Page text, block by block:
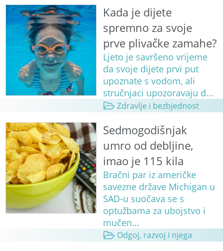
Kada je dijete
spremno za svoje
prve plivačke zamahe?
Ljeto je savršeno vrijeme
da svoje dijete prvi put
upoznate s vodom, ali
stručnjaci upozoravaju d...
Zdravlje i bezbjednost
Sedmogodišnjak
umro od debljine,
imao je 115 kila
Bračni par iz američke
savezne države Michigan u
SAD-u suočava se s
optužbama za ubojstvo i
mučen...
Odgoj, razvoj i njega